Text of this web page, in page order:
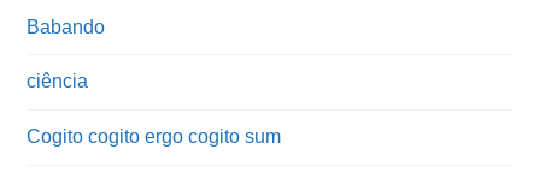
Babando
ciência
Cogito cogito ergo cogito sum